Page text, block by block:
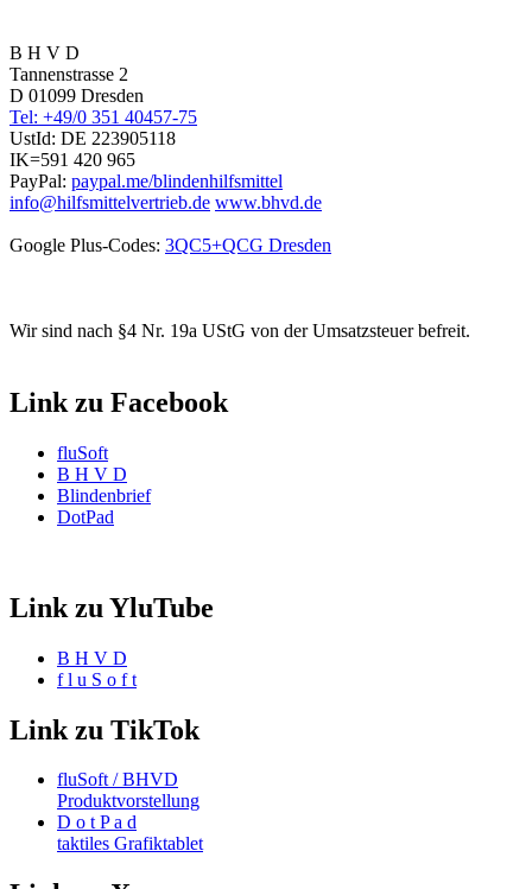
B H V D
Tannenstrasse 2
D 01099 Dresden
Tel: +49/0 351 40457-75
UstId: DE 223905118
IK=591 420 965
PayPal: paypal.me/blindenhilfsmittel
info@hilfsmittelvertrieb.de www.bhvd.de
Google Plus-Codes: 3QC5+QCG Dresden
Wir sind nach §4 Nr. 19a UStG von der Umsatzsteuer befreit.
Link zu Facebook
fluSoft
B H V D
Blindenbrief
DotPad
Link zu YluTube
B H V D
f l u S o f t
Link zu TikTok
fluSoft / BHVD
Produktvorstellung
D o t P a d
taktiles Grafiktablet